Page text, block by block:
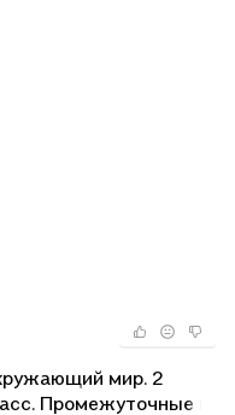
мир. 2
Промежуточные и